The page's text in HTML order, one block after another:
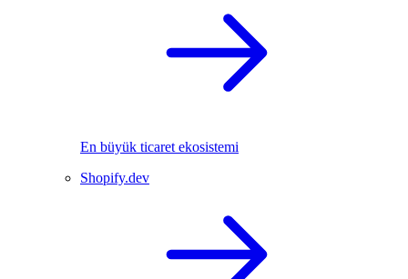
En büyük ticaret ekosistemi
Shopify.dev